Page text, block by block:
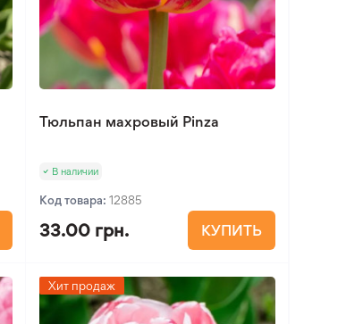
Тюльпан махровый Pinza
В наличии
Код товара: 12885
33.00 грн. КУПИТЬ
Хит продаж